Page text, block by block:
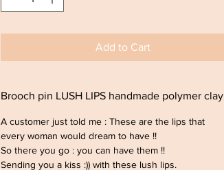
Add to Cart
Brooch pin LUSH LIPS handmade polymer clay
A customer just told me : These are the lips that
every woman would dream to have !!
So there you go : you can have them !!
Sending you a kiss :)) with these lush lips.